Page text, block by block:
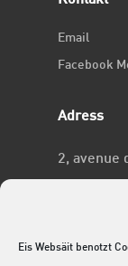
Eis Websäit benotzt
Email
Facebook
Adress
2, avenue
No RCSL